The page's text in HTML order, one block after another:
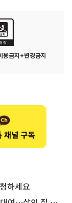
금지+변경금지
하세요